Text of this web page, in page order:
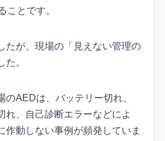
ことです。
たが、現場の「見えない管理の
た。
のAEDは、バッテリー切れ、
れ、自己診断エラーなどによ
作動しない事例が頻発していま